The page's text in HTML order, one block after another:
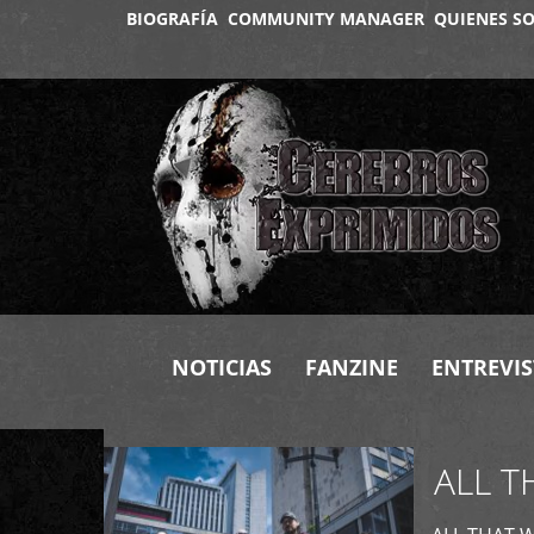
BIOGRAFÍA COMMUNITY MANAGER QUIENES
NOTICIAS FANZINE
+
ALL